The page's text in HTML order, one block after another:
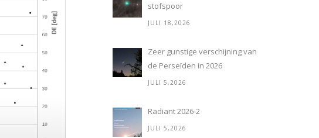
stofspoor
JULI 18,2026
Zeer gunstige verschijning van
de Perseïden in 2026
JULI 5,2026
Radiant 2026-2
JULI 5,2026